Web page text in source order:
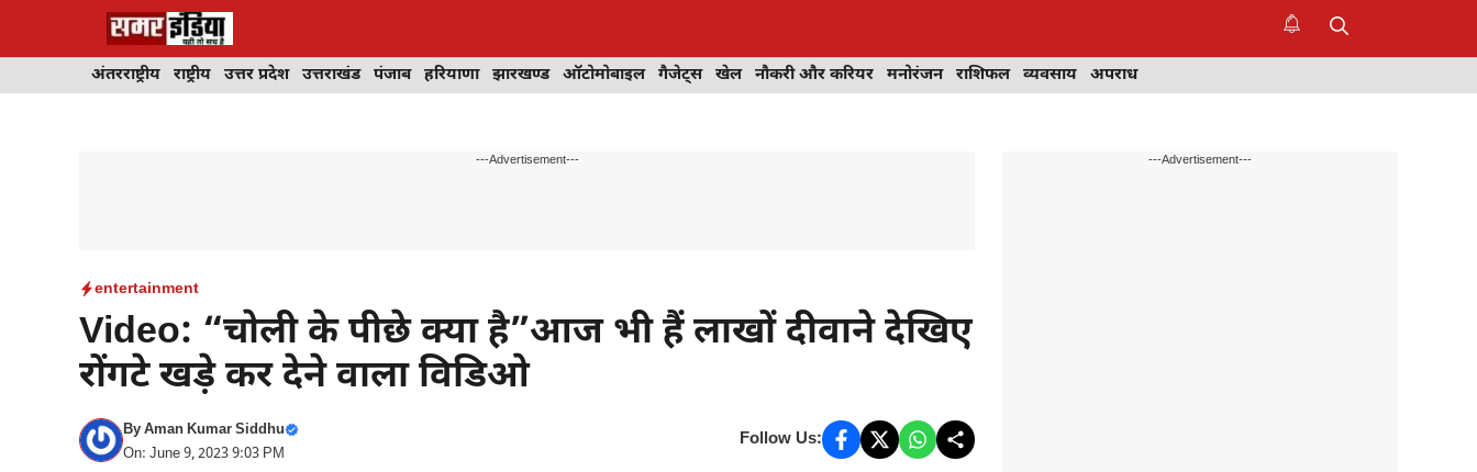
अंतरराष्ट्रीय राष्ट्रीय उत्तर प्रदेश उत्तराखंड पंजाब हरियाणा झारखण्ड ऑटोमोबाइल गैजेट्स खेल नौकरी और करियर मनोरंजन राशिफल व्यवसाय अपराध
---Advertisement---
entertainment
Video: “चोली के पीछे क्या है”आज भी हैं लाखों दीवाने देखिए
रोंगटे खड़े कर देने वाला विडिओ
ByAman Kumar Siddhu
On: June 9, 2023 9:03 PM
Follow Us:
---Advertisement---